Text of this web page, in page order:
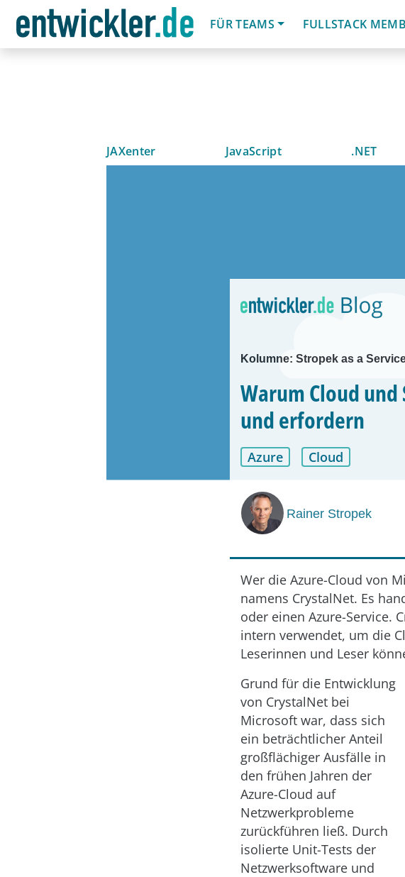
FÜR TEAMS
FULLSTACK
JAXenter JavaScript .NET
Kolumne: Stropek as a
Warum Cloud und
und erfordern
Azure Cloud
Rainer Stropek
Wer die Azure-Cloud von
namens CrystalNet. Es
oder einen Azure-Service.
intern verwendet, um die
Leserinnen und Leser
Grund für die Entwicklung
von CrystalNet bei
Microsoft war, dass sich
ein beträchtlicher Anteil
großflächiger Ausfälle in
den frühen Jahren der
Azure-Cloud auf
Netzwerkprobleme
zurückführen ließ. Durch
isolierte Unit-Tests der
Netzwerksoftware und